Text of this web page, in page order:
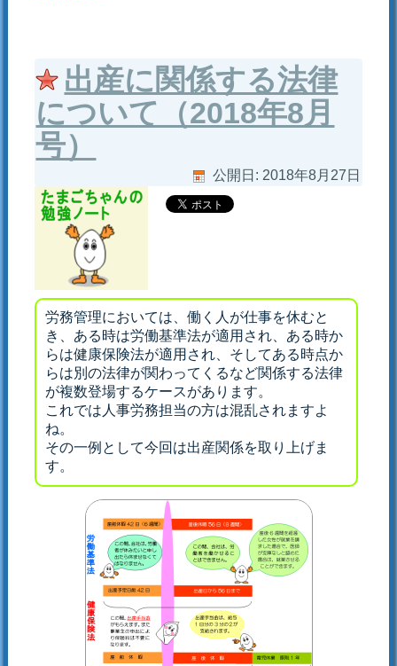
出産に関係する法律
について（2018年8月
号）
公開日: 2018年8月27日
労務管理においては、働く人が仕事を休むと
き、ある時は労働基準法が適用され、ある時か
らは健康保険法が適用され、そしてある時点か
らは別の法律が関わってくるなど関係する法律
が複数登場するケースがあります。
これでは人事労務担当の方は混乱されますよ
ね。
その一例として今回は出産関係を取り上げま
す。